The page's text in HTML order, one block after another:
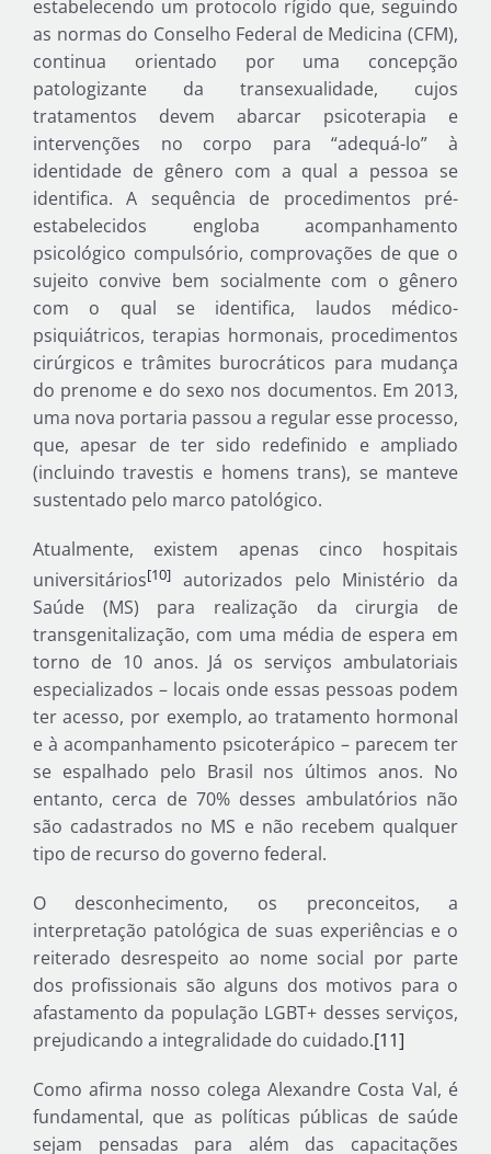
estabelecendo um protocolo rígido que, seguindo
as normas do Conselho Federal de Medicina (CFM),
continua orientado por uma concepção
patologizante da transexualidade, cujos
tratamentos devem abarcar psicoterapia e
intervenções no corpo para “adequá-lo” à
identidade de gênero com a qual a pessoa se
identifica. A sequência de procedimentos pré-
estabelecidos engloba acompanhamento
psicológico compulsório, comprovações de que o
sujeito convive bem socialmente com o gênero
com o qual se identifica, laudos médico-
psiquiátricos, terapias hormonais, procedimentos
cirúrgicos e trâmites burocráticos para mudança
do prenome e do sexo nos documentos. Em 2013,
uma nova portaria passou a regular esse processo,
que, apesar de ter sido redefinido e ampliado
(incluindo travestis e homens trans), se manteve
sustentado pelo marco patológico.
Atualmente, existem apenas cinco hospitais
universitários[10]autorizados pelo Ministério da
Saúde (MS) para realização da cirurgia de
transgenitalização, com uma média de espera em
torno de 10 anos. Já os serviços ambulatoriais
especializados – locais onde essas pessoas podem
ter acesso, por exemplo, ao tratamento hormonal
e à acompanhamento psicoterápico – parecem ter
se espalhado pelo Brasil nos últimos anos. No
entanto, cerca de 70% desses ambulatórios não
são cadastrados no MS e não recebem qualquer
tipo de recurso do governo federal.
O desconhecimento, os preconceitos, a
interpretação patológica de suas experiências e o
reiterado desrespeito ao nome social por parte
dos profissionais são alguns dos motivos para o
afastamento da população LGBT+ desses serviços,
prejudicando a integralidade do cuidado.[11]
Como afirma nosso colega Alexandre Costa Val, é
fundamental, que as políticas públicas de saúde
sejam pensadas para além das capacitações